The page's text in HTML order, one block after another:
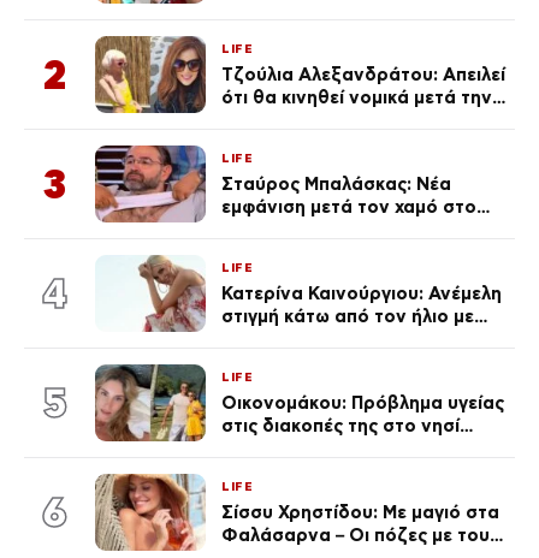
2
LIFE
Τζούλια Αλεξανδράτου: Απειλεί
ότι θα κινηθεί νομικά μετά την
3
LIFE
Σταύρος Μπαλάσκας: Νέα
εμφάνιση μετά τον χαμό στο
4
LIFE
Κατερίνα Καινούργιου: Ανέμελη
στιγμή κάτω από τον ήλιο με
5
LIFE
Οικονομάκου: Πρόβλημα υγείας
στις διακοπές της στο νησί
6
LIFE
Σίσσυ Χρηστίδου: Με μαγιό στα
Φαλάσαρνα – Οι πόζες με τους